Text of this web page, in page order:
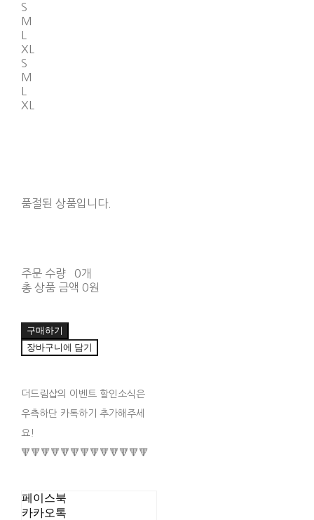
S
M
XL
S
M
XL
품절된 상품입니다.
주문 수량
0개
총 상품 금액 0원
구매하기
장바구니에 담기
더드림샵의 이벤트 할인소식은
우측하단 카톡하기 추가해주세
요!
🔻🔻🔻🔻🔻🔻🔻🔻🔻🔻🔻🔻🔻
페이스북
카카오톡